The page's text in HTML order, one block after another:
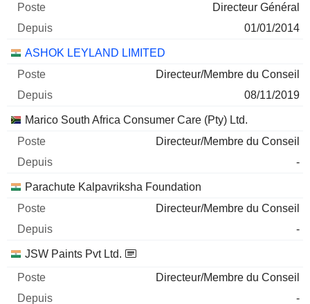
Directeur Général
01/01/2014
ASHOK LEYLAND LIMITED
Directeur/Membre du Conseil
08/11/2019
Marico South Africa Consumer Care (Pty) Ltd.
Directeur/Membre du Conseil
-
Parachute Kalpavriksha Foundation
Directeur/Membre du Conseil
-
JSW Paints Pvt Ltd.
Directeur/Membre du Conseil
-